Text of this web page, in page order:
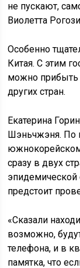
не пускают,
Виолетта
Особенно
Китая. С этим
можно прибыть
других стран.
Екатерина
Шэньчжэня. По
сразу в двух
предстоит
«Сказали
возможно,
телефона, и в
памятка, что